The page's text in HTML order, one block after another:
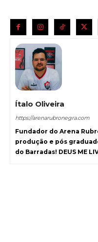
Ítalo Oliveira
https://arenarubronegra.com
Fundador do Arena
produção e pós
do Barradas! DEUS ME